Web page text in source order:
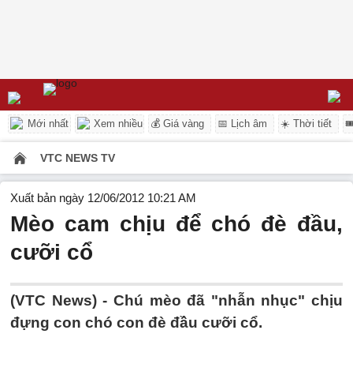
Mới nhất Xem nhiều 💰 Giá vàng 📅 Lịch âm ☀️ Thời tiết
VTC NEWS TV
Xuất bản ngày 12/06/2012 10:21 AM
Mèo cam chịu để chó đè đầu,
cưỡi cổ
(VTC News) - Chú mèo đã "nhẫn nhục" chịu
đựng con chó con đè đầu cưỡi cổ.